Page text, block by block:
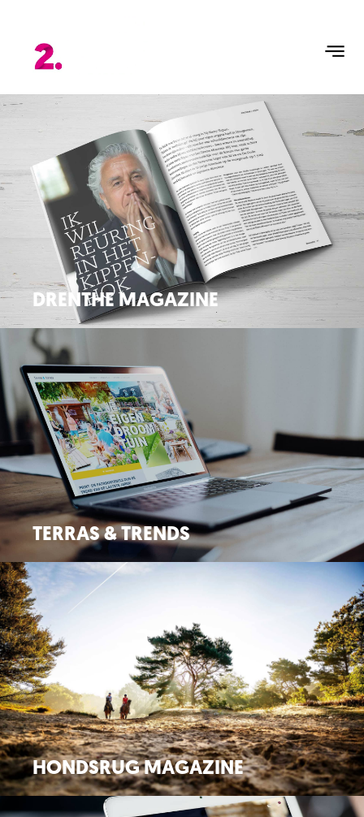
DRENTHE MAGAZINE
Huisstijl / Logo / Magazine
TERRAS & TRENDS
Catalogus / Website / Webshop / Huisstijl / Flyers /
Signing
HONDSRUG MAGAZINE